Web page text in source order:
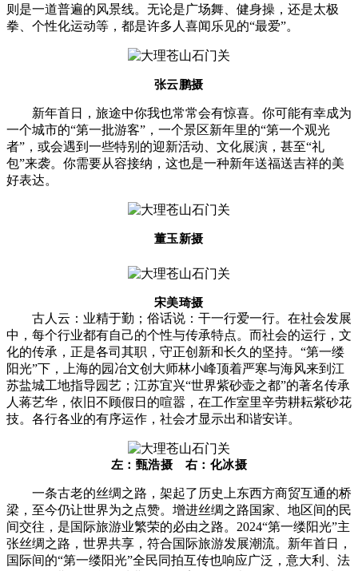
则是一道普遍的风景线。 无论是广场舞、健身操，还是太极
拳、个性化运动等，都是许多人喜闻乐见的“最爱”。
张云鹏摄
新年首日，旅途中你我也常常会有惊喜。你可能有幸成为
一个城市的“第一批游客”，一个景区新年里的“第一个观光
者”，或会遇到一些特别的迎新活动、文化展演，甚至“礼
包”来袭。你需要从容接纳，这也是一种新年送福送吉祥的美
好表达。
董玉新摄
宋美琦摄
古人云：业精于勤；俗话说：干一行爱一行。在社会发展
中，每个行业都有自己的个性与传承特点。而社会的运行，文
化的传承，正是各司其职，守正创新和长久的坚持。“第一缕
阳光”下，上海的园冶文创大师林小峰顶着严寒与海风来到江
苏盐城工地指导园艺；江苏宜兴“世界紫砂壶之都”的著名传承
人蒋艺华，依旧不顾假日的喧嚣，在工作室里辛劳耕耘紫砂花
技。各行各业的有序运作，社会才显示出和谐安详。
左：甄浩摄 右：化冰摄
一条古老的丝绸之路，架起了历史上东西方商贸互通的桥
梁，至今仍让世界为之点赞。增进丝绸之路国家、地区间的民
间交往，是国际旅游业繁荣的必由之路。2024“第一缕阳光”主
张丝绸之路，世界共享，符合国际旅游发展潮流。新年首日，
国际间的“第一缕阳光”全民同拍互传也响应广泛，意大利、法